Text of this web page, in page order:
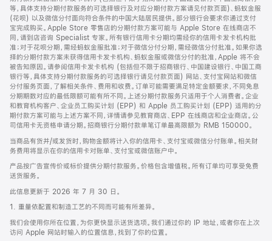
等，具体支持分期付款服务的可选择银行及对应分期付款方案请见付款页面)、蚂蚁金服
(花呗) 以及微信分付面向符合条件的中国大陆居民提供。部分银行会要求你通过支付
宝完成购买。Apple Store 零售店的分期付款方案可能与 Apple Store 在线商店不
同，请到店咨询 Specialist 专家。所有银行信用卡分期均需经你的信用卡发卡机构批
准；对于花呗分期，需经蚂蚁金服批准；对于微信分付分期，需经微信分付批准。如果你选
择的分期付款方案未获得信用卡发卡机构、蚂蚁金服或微信分付的批准，Apple 将不会
被告知原因。请参阅信用卡发卡机构 (包括但不限于招商银行、中国建设银行、中国工商
银行等，具体支持分期付款服务的可选择银行请见付款页面) 网站、支付宝网站和微信
分付服务页面，了解相关条件、费用和收费。订单可能需要满足特定金额要求，不同免息
分期期数对应的最低限额可能有所不同。上述分期付款服务只适用于个人消费者。企业
和教育机构客户、企业员工购买计划 (EPP) 和 Apple 员工购买计划 (EPP) 适用的分
期付款方案可能与上述方案不同，详情请参见教育商店、EPP 在线商店和企业商店。公
司信用卡无资格申请分期。招商银行分期付款单笔订单最高限额为 RMB 150000。
当商品有货并/或发货时，购物金额将计入你的信用卡、支付宝或微信分付账单。相关财
务费用将显示在你的信用卡对账单、支付宝或微信账户中。
产品按广告宣传价或标价提供分期付款服务。价格包含增值税。所有订单均可享受免费
送货服务。
此信息更新于 2026 年 7 月 30 日。
1. 重量依配置和制造工艺的不同而可能有所差异。
我们会使用你所在位置，为你更快显示送货选项。我们通过你的 IP 地址，或者你在上次
访问 Apple 网站时输入的位置信息，找到了你的位置。